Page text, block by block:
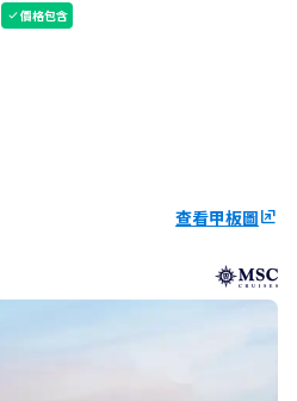
check價格包含
查看甲板圖ungroup